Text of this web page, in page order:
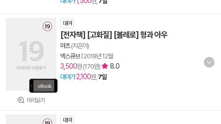
미리읽기
대여
[전자책] [고화질] [볼레로] 형과 아우
마츠(지은이)
넥스큐브| 2018년 12월
3,500원 (170원) 8.0
대여가 2,100원, 7일
대여